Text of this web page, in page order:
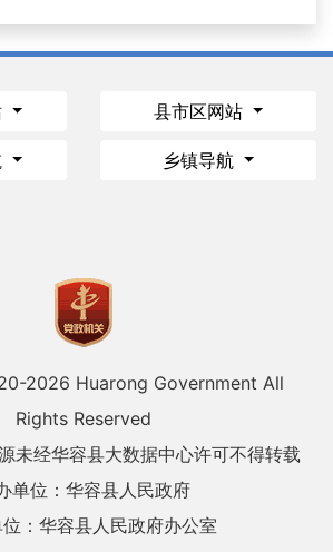
县市区网站
乡镇导航
2026 Huarong Government All
Rights Reserved
未经华容县大数据中心许可不得转载
单位：华容县人民政府
：华容县人民政府办公室